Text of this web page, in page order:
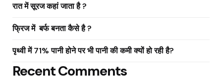
रात में सूरज कहां जाता है ?
फ्रिज में बर्फ बनता कैसे है ?
पृथ्वी में 71% पानी होने पर भी पानी की कमी क्यों हो रही है?
Recent Comments